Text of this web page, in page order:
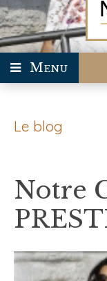
Menu
Le blog
Notre